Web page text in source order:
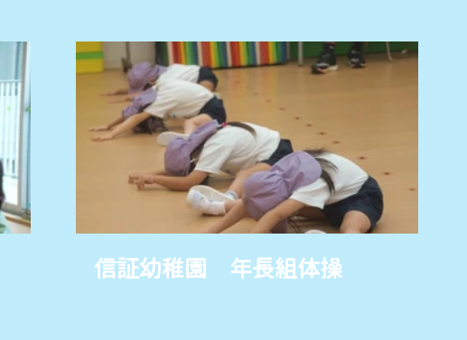
信証幼稚園 年長組体操